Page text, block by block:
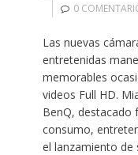
0
Las nuevas
entretenidas
memorables
videos Full HD.
BenQ, destacado
consumo,
el lanzamiento de